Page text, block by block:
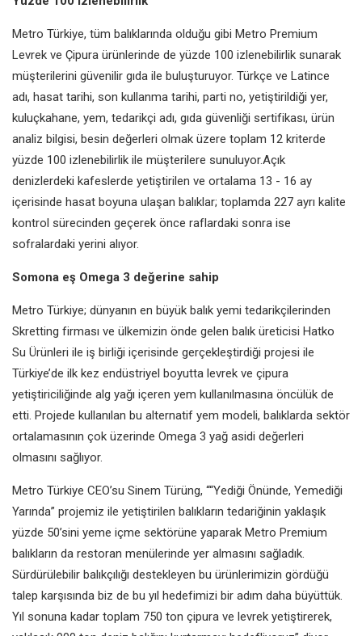
Metro Türkiye, tüm balıklarında olduğu gibi Metro Premium
Levrek ve Çipura ürünlerinde de yüzde 100 izlenebilirlik sunarak
müşterilerini güvenilir gıda ile buluşturuyor. Türkçe ve Latince
adı, hasat tarihi, son kullanma tarihi, parti no, yetiştirildiği yer,
kuluçkahane, yem, tedarikçi adı, gıda güvenliği sertifikası, ürün
analiz bilgisi, besin değerleri olmak üzere toplam 12 kriterde
yüzde 100 izlenebilirlik ile müşterilere sunuluyor.Açık
denizlerdeki kafeslerde yetiştirilen ve ortalama 13 - 16 ay
içerisinde hasat boyuna ulaşan balıklar; toplamda 227 ayrı kalite
kontrol sürecinden geçerek önce raflardaki sonra ise
sofralardaki yerini alıyor.
Somona eş Omega 3 değerine sahip
Metro Türkiye; dünyanın en büyük balık yemi tedarikçilerinden
Skretting firması ve ülkemizin önde gelen balık üreticisi Hatko
Su Ürünleri ile iş birliği içerisinde gerçekleştirdiği projesi ile
Türkiye’de ilk kez endüstriyel boyutta levrek ve çipura
yetiştiriciliğinde alg yağı içeren yem kullanılmasına öncülük de
etti. Projede kullanılan bu alternatif yem modeli, balıklarda sektör
ortalamasının çok üzerinde Omega 3 yağ asidi değerleri
olmasını sağlıyor.
Metro Türkiye CEO’su Sinem Türüng, ““Yediği Önünde, Yemediği
Yarında” projemiz ile yetiştirilen balıkların tedariğinin yaklaşık
yüzde 50’sini yeme içme sektörüne yaparak Metro Premium
balıkların da restoran menülerinde yer almasını sağladık.
Sürdürülebilir balıkçılığı destekleyen bu ürünlerimizin gördüğü
talep karşısında biz de bu yıl hedefimizi bir adım daha büyüttük.
Yıl sonuna kadar toplam 750 ton çipura ve levrek yetiştirerek,